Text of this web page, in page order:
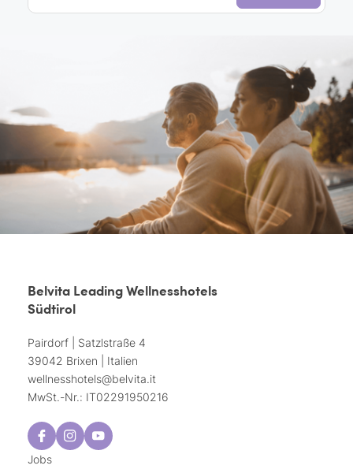
Belvita Leading Wellnesshotels
Südtirol
Pairdorf | Satzlstraße 4
39042 Brixen | Italien
wellnesshotels@belvita.it
MwSt.-Nr.: IT02291950216
Jobs